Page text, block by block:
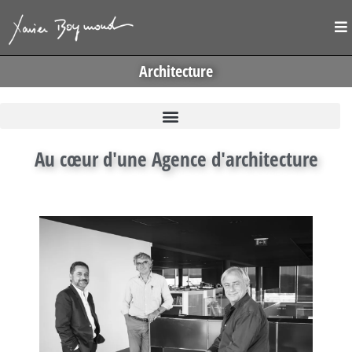
Architecture
Au cœur d'une Agence d'architecture
LCR architectes à Balma